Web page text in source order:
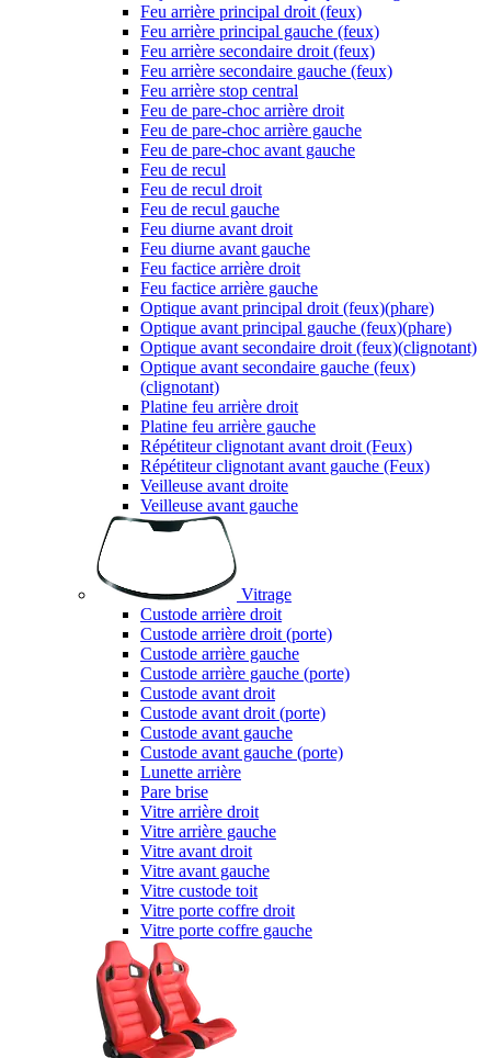
Feu arrière principal droit (feux)
Feu arrière principal gauche (feux)
Feu arrière secondaire droit (feux)
Feu arrière secondaire gauche (feux)
Feu arrière stop central
Feu de pare-choc arrière droit
Feu de pare-choc arrière gauche
Feu de pare-choc avant gauche
Feu de recul
Feu de recul droit
Feu de recul gauche
Feu diurne avant droit
Feu diurne avant gauche
Feu factice arrière droit
Feu factice arrière gauche
Optique avant principal droit (feux)(phare)
Optique avant principal gauche (feux)(phare)
Optique avant secondaire droit (feux)(clignotant)
Optique avant secondaire gauche (feux)
(clignotant)
Platine feu arrière droit
Platine feu arrière gauche
Répétiteur clignotant avant droit (Feux)
Répétiteur clignotant avant gauche (Feux)
Veilleuse avant droite
Veilleuse avant gauche
Vitrage
Custode arrière droit
Custode arrière droit (porte)
Custode arrière gauche
Custode arrière gauche (porte)
Custode avant droit
Custode avant droit (porte)
Custode avant gauche
Custode avant gauche (porte)
Lunette arrière
Pare brise
Vitre arrière droit
Vitre arrière gauche
Vitre avant droit
Vitre avant gauche
Vitre custode toit
Vitre porte coffre droit
Vitre porte coffre gauche